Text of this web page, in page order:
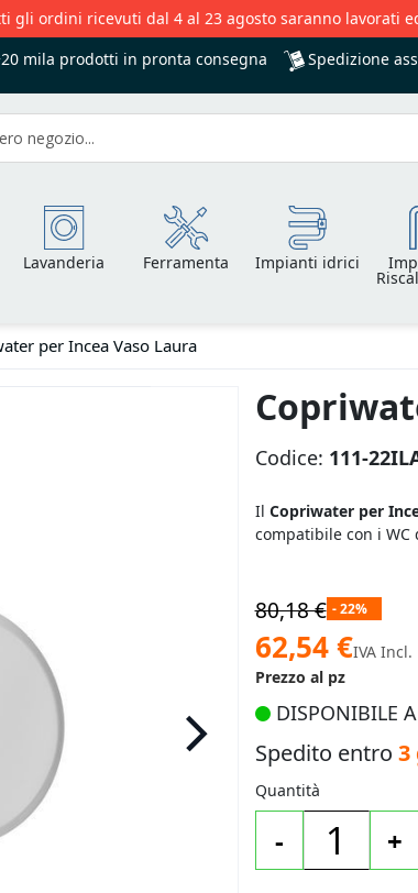
gli ordini ricevuti dal 4 al 23 agosto saranno lavorati
mila prodotti in pronta consegna Spedizione
Lavanderia Ferramenta Impianti idrici
per Incea Vaso Laura
Codice: 111-
Il Copriwater per
compatibile con i WC
80,18 € - 22%
Prezzo
speciale
62,54 €IVA Incl.
Prezzo al pz
DISPONIBILE
Spedito entro 3
Quantità
- +